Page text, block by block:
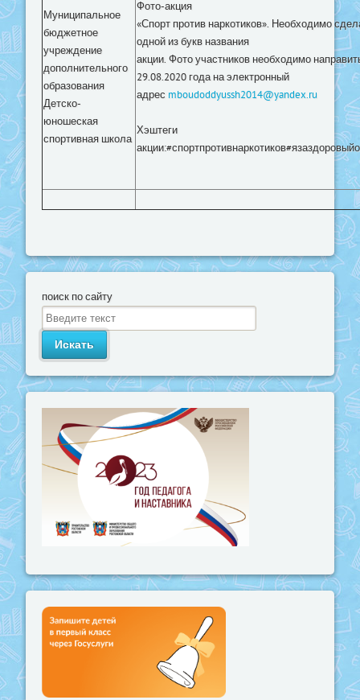
Муниципальное
бюджетное
учреждение
дополнительного
образования
Детско-
юношеская
спортивная школа
Фото-акция
«Спорт против наркотиков». Необходимо
одной из букв названия
акции. Фото участников необходимо
29.08.2020 года на электронный
адрес mboudoddyussh2014@yandex.ru
Хэштеги
поиск по сайту
Искать